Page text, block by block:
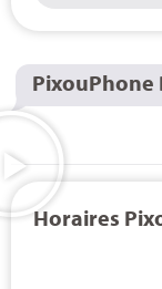
PixouPhone
Horaires